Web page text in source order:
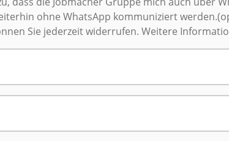
ohne WhatsApp kommuniziert
Sie jederzeit widerrufen. Weitere